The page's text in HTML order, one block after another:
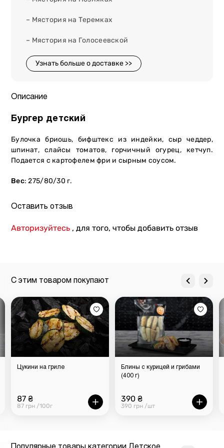
– Мястория на Теремках
– Мястория на Голосеевской
Узнать больше о доставке >>
Описание
Бургер детский
Булочка бриошь, бифштекс из индейки, сыр чеддер,
шпинат, слайсы томатов, горчичный огурец, кетчуп.
Подается с картофелем фри и сырным соусом.
Вес: 275/80/30 г.
Оставить отзыв
Авторизуйтесь , для того, чтобы добавить отзыв
С этим товаром покупают
Цукини на гриле
87 ₴
87 грн /100г
Блины с курицей и грибами
(400 г)
390 ₴
390 грн /шт